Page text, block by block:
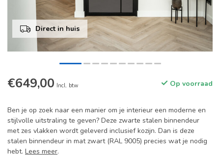
Direct in huis
€649,00 Incl. btw Op voorraad
Ben je op zoek naar een manier om je interieur een moderne en
stijlvolle uitstraling te geven? Deze zwarte stalen binnendeur
met zes vlakken wordt geleverd inclusief kozijn. Dan is deze
stalen binnendeur in mat zwart (RAL 9005) precies wat je nodig
hebt. Lees meer.